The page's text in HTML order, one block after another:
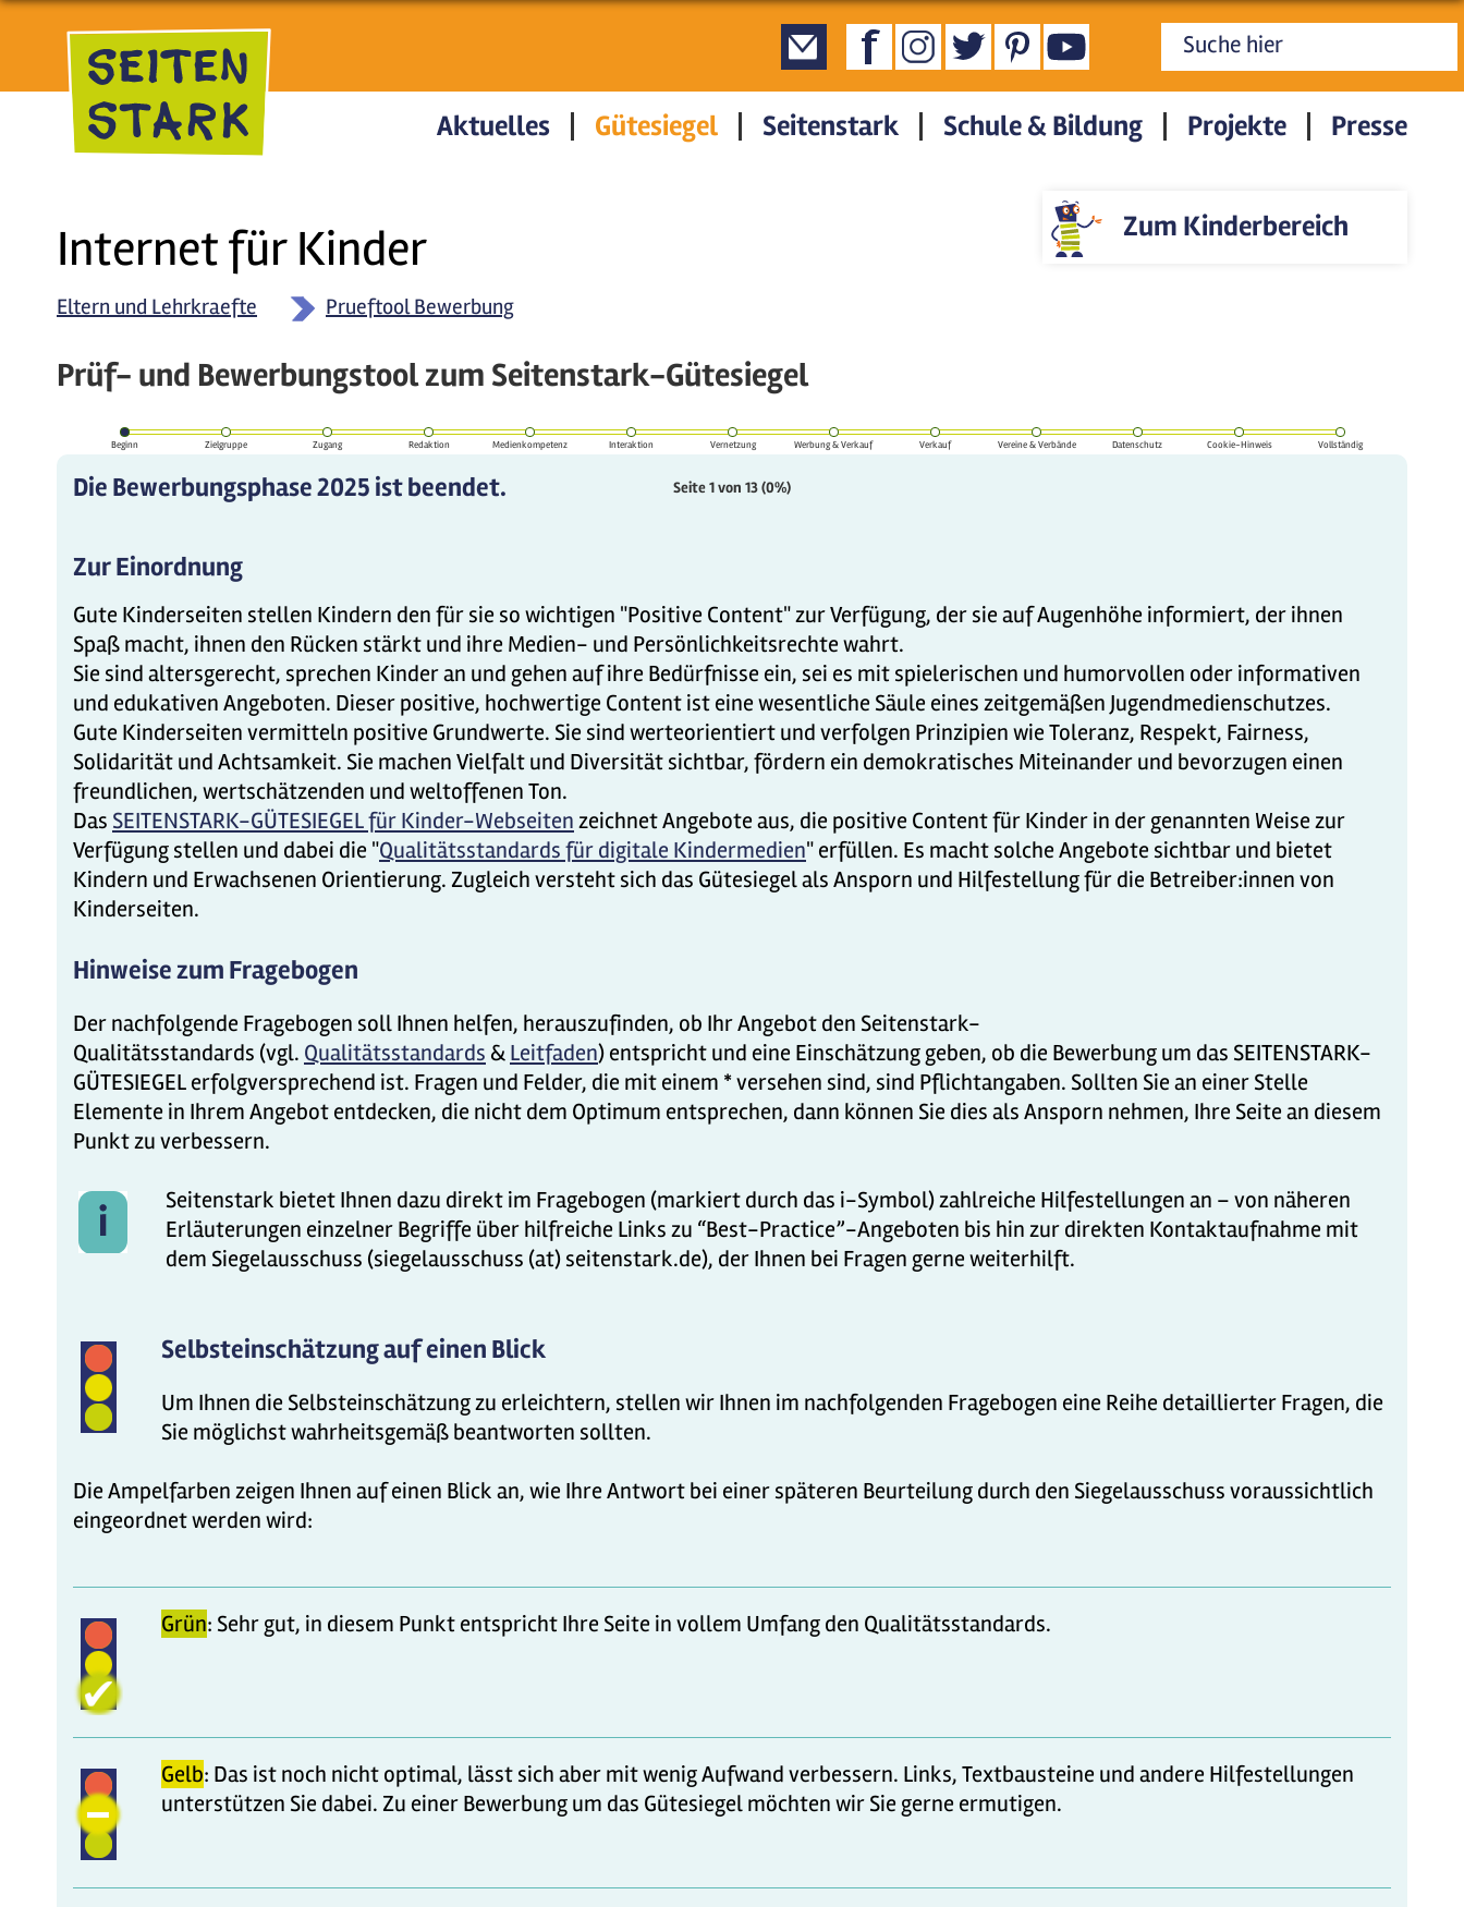
Direkt zum Inhalt
Internet für Kinder
Suchformular
Aktuelles Gütesiegel Seitenstark Schule & Bildung Projekte Presse
Zum Kinderbereich
Eltern und Lehrkraefte Prueftool Bewerbung
Prüf- und Bewerbungstool zum Seitenstark-Gütesiegel
Beginn Zielgruppe Zugang Redaktion Medienkompetenz Interaktion Vernetzung Werbung & Verkauf Verkauf Vereine & Verbände Datenschutz Cookie-Hinweis Vollständig
Seite 1 von 13(0%)
Die Bewerbungsphase 2025 ist beendet.
Zur Einordnung
Gute Kinderseiten stellen Kindern den für sie so wichtigen "Positive Content" zur Verfügung, der sie auf Augenhöhe informiert, der ihnen
Spaß macht, ihnen den Rücken stärkt und ihre Medien- und Persönlichkeitsrechte wahrt.
Sie sind altersgerecht, sprechen Kinder an und gehen auf ihre Bedürfnisse ein, sei es mit spielerischen und humorvollen oder informativen
und edukativen Angeboten. Dieser positive, hochwertige Content ist eine wesentliche Säule eines zeitgemäßen Jugendmedienschutzes.
Gute Kinderseiten vermitteln positive Grundwerte. Sie sind werteorientiert und verfolgen Prinzipien wie Toleranz, Respekt, Fairness,
Solidarität und Achtsamkeit. Sie machen Vielfalt und Diversität sichtbar, fördern ein demokratisches Miteinander und bevorzugen einen
freundlichen, wertschätzenden und weltoffenen Ton.
Das SEITENSTARK-GÜTESIEGEL für Kinder-Webseitenzeichnet Angebote aus, die positive Content für Kinder in der genannten Weise zur
Verfügung stellen und dabei die "Qualitätsstandards für digitale Kindermedien" erfüllen. Es macht solche Angebote sichtbar und bietet
Kindern und Erwachsenen Orientierung. Zugleich versteht sich das Gütesiegel als Ansporn und Hilfestellung für die Betreiber:innen von
Kinderseiten.
Hinweise zum Fragebogen
Der nachfolgende Fragebogen soll Ihnen helfen, herauszufinden, ob Ihr Angebot den Seitenstark-
Qualitätsstandards (vgl. Qualitätsstandards &Leitfaden) entspricht und eine Einschätzung geben, ob die Bewerbung um das SEITENSTARK-
GÜTESIEGEL erfolgversprechend ist. Fragen und Felder, die mit einem * versehen sind, sind Pflichtangaben. Sollten Sie an einer Stelle
Elemente in Ihrem Angebot entdecken, die nicht dem Optimum entsprechen, dann können Sie dies als Ansporn nehmen, Ihre Seite an diesem
Punkt zu verbessern.
Seitenstark bietet Ihnen dazu direkt im Fragebogen (markiert durch das i-Symbol) zahlreiche Hilfestellungen an – von näheren
Erläuterungen einzelner Begriffe über hilfreiche Links zu “Best-Practice”-Angeboten bis hin zur direkten Kontaktaufnahme mit
dem Siegelausschuss (siegelausschuss (at) seitenstark.de), der Ihnen bei Fragen gerne weiterhilft.
Selbsteinschätzung auf einen Blick
Um Ihnen die Selbsteinschätzung zu erleichtern, stellen wir Ihnen im nachfolgenden Fragebogen eine Reihe detaillierter Fragen, die
Sie möglichst wahrheitsgemäß beantworten sollten.
Die Ampelfarben zeigen Ihnen auf einen Blick an, wie Ihre Antwort bei einer späteren Beurteilung durch den Siegelausschuss voraussichtlich
eingeordnet werden wird:
Grün: Sehr gut, in diesem Punkt entspricht Ihre Seite in vollem Umfang den Qualitätsstandards.
Gelb: Das ist noch nicht optimal, lässt sich aber mit wenig Aufwand verbessern. Links, Textbausteine und andere Hilfestellungen
unterstützen Sie dabei. Zu einer Bewerbung um das Gütesiegel möchten wir Sie gerne ermutigen.